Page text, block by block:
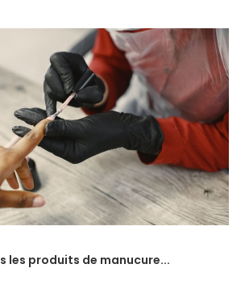
les produits de manucure...